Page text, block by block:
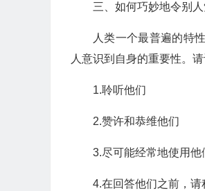
三、如何巧妙地令别
人类一个最普遍的特
人意识到自身的重要性。
1.聆听他们
2.赞许和恭维他们
3.尽可能经常地使用
4.在回答他们之前，请